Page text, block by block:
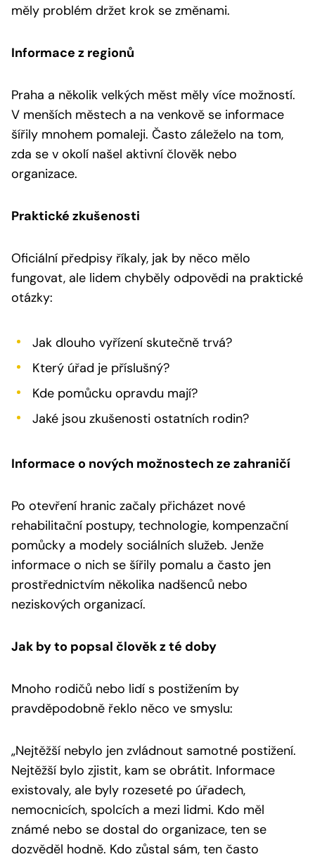
měly problém držet krok se změnami.
Informace z regionů
Praha a několik velkých měst měly více možností.
V menších městech a na venkově se informace
šířily mnohem pomaleji. Často záleželo na tom,
zda se v okolí našel aktivní člověk nebo
organizace.
Praktické zkušenosti
Oficiální předpisy říkaly, jak by něco mělo
fungovat, ale lidem chyběly odpovědi na praktické
otázky:
Jak dlouho vyřízení skutečně trvá?
Který úřad je příslušný?
Kde pomůcku opravdu mají?
Jaké jsou zkušenosti ostatních rodin?
Informace o nových možnostech ze zahraničí
Po otevření hranic začaly přicházet nové
rehabilitační postupy, technologie, kompenzační
pomůcky a modely sociálních služeb. Jenže
informace o nich se šířily pomalu a často jen
prostřednictvím několika nadšenců nebo
neziskových organizací.
Jak by to popsal člověk z té doby
Mnoho rodičů nebo lidí s postižením by
pravděpodobně řeklo něco ve smyslu:
„Nejtěžší nebylo jen zvládnout samotné postižení.
Nejtěžší bylo zjistit, kam se obrátit. Informace
existovaly, ale byly rozeseté po úřadech,
nemocnicích, spolcích a mezi lidmi. Kdo měl
známé nebo se dostal do organizace, ten se
dozvěděl hodně. Kdo zůstal sám, ten často